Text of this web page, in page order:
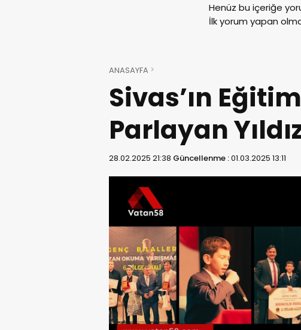
Henüz bu içeriğe
İlk yorum yapan
ANASAYFA
Sivas’ın
Parlayan
28.02.2025 21:38 Güncellenme :01.03.2025 13:11